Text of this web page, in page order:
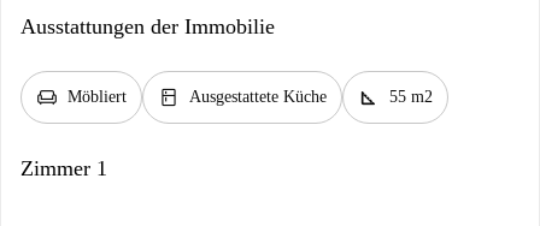
Ausstattungen der Immobilie
chair Möbliert kitchen Ausgestattete Küche square_foot 55 m2
Zimmer 1